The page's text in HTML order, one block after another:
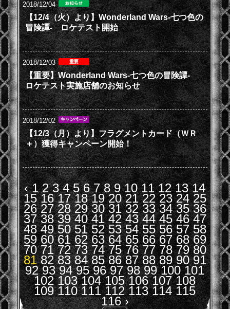
2018/12/04
【12/4（火）より】Wonderland Wars-七つ色の
冒険譚- ロケテスト開始
2018/12/03
【重要】Wonderland Wars-七つ色の冒険譚-
ロケテスト実施店舗のお知らせ
2018/12/02
【12/3（月）より】フラグメントカード（ＷＲ
＋）獲得キャンペーン開始！
‹ 1 2 3 4 5 6 7 8 9 10 11 12 13 14
15 16 17 18 19 20 21 22 23 24 25
26 27 28 29 30 31 32 33 34 35 36
37 38 39 40 41 42 43 44 45 46 47
48 49 50 51 52 53 54 55 56 57 58
59 60 61 62 63 64 65 66 67 68 69
70 71 72 73 74 75 76 77 78 79 80
81 82 83 84 85 86 87 88 89 90 91
92 93 94 95 96 97 98 99 100 101
102 103 104 105 106 107 108
109 110 111 112 113 114 115
116 ›